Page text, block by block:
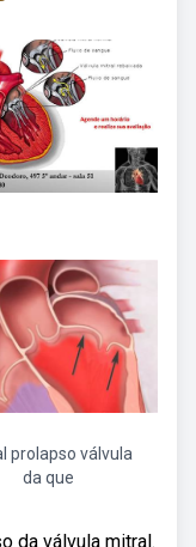
prolapso válvula
da que
da válvula mitral.